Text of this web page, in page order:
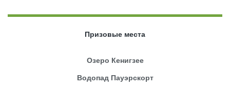
Призовые места
Озеро Кенигзее
Водопад Пауэрскорт